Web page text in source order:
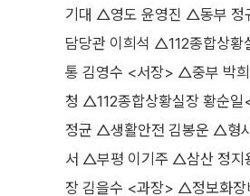
기대 △영도 윤영진 △동부
담당관 이희석 △112종합상
통 김영수 <서장> △중부 박
청 △112종합상황실장 황순
정균 △생활안전 김봉운 △형
서 △부평 이기주 △삼산 정지
장 김을수 <과장> △정보화